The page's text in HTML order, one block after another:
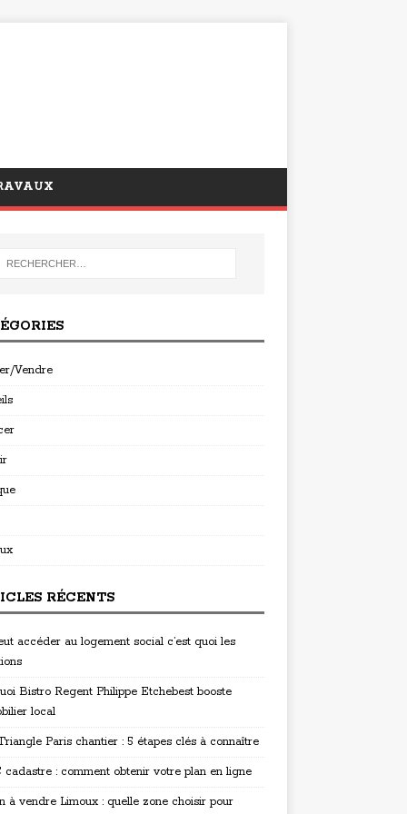
Vendre
RÉCENTS
accéder au logement social c’est quoi les
Bistro Regent Philippe Etchebest booste
local
Paris chantier : 5 étapes clés à connaître
cadastre : comment obtenir votre plan en ligne
à vendre Limoux : quelle zone choisir pour